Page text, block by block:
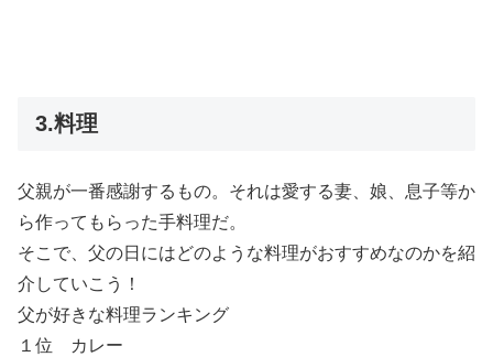
3.料理
父親が一番感謝するもの。それは愛する妻、娘、息子等か
ら作ってもらった手料理だ。
そこで、父の日にはどのような料理がおすすめなのかを紹
介していこう！
父が好きな料理ランキング
１位 カレー